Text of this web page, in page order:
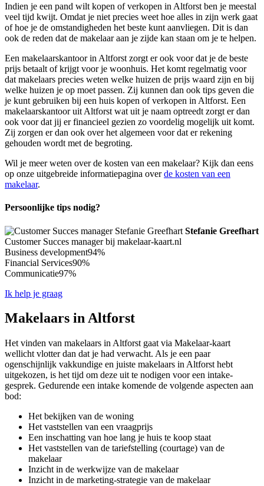
Indien je een pand wilt kopen of verkopen in Altforst ben je meestal
veel tijd kwijt. Omdat je niet precies weet hoe alles in zijn werk gaat
of hoe je de omstandigheden het beste kunt aanvliegen. Dit is dan
ook de reden dat de makelaar aan je zijde kan staan om je te helpen.
Een makelaarskantoor in Altforst zorgt er ook voor dat je de beste
prijs betaalt of krijgt voor je woonhuis. Het komt regelmatig voor
dat makelaars precies weten welke huizen de prijs waard zijn en bij
welke huizen je op moet passen. Zij kunnen dan ook tips geven die
je kunt gebruiken bij een huis kopen of verkopen in Altforst. Een
makelaarskantoor uit Altforst wat uit je naam optreedt zorgt er dan
ook voor dat jij er financieel gezien zo voordelig mogelijk uit komt.
Zij zorgen er dan ook over het algemeen voor dat er rekening
gehouden wordt met de begroting.
Wil je meer weten over de kosten van een makelaar? Kijk dan eens
op onze uitgebreide informatiepagina overde kosten van een
makelaar.
Persoonlijke tips nodig?
Stefanie Greefhart
Customer Succes manager bij makelaar-kaart.nl
Business development94%
Financial Services90%
Communicatie97%
Ik help je graag
Makelaars in Altforst
Het vinden van makelaars in Altforst gaat via Makelaar-kaart
wellicht vlotter dan dat je had verwacht. Als je een paar
ogenschijnlijk vakkundige en juiste makelaars in Altforst hebt
uitgekozen, is het tijd om deze uit te nodigen voor een intake-
gesprek. Gedurende een intake komende de volgende aspecten aan
bod:
Het bekijken van de woning
Het vaststellen van een vraagprijs
Een inschatting van hoe lang je huis te koop staat
Het vaststellen van de tariefstelling (courtage) van de
makelaar
Inzicht in de werkwijze van de makelaar
Inzicht in de marketing-strategie van de makelaar